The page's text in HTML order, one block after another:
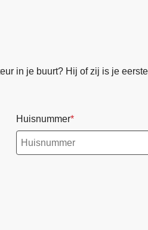
in je buurt? Hij of zij is je eerste
Huisnummer